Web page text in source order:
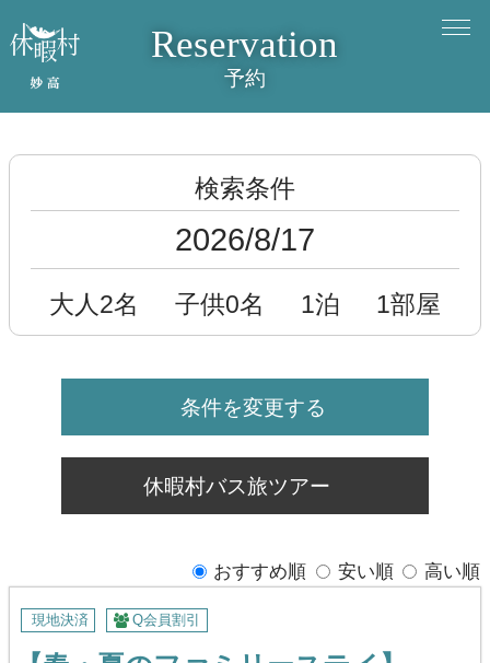
Reservation
予約
検索条件
2026/8/17
大人2名 子供0名 1泊 1部屋
条件を変更する
休暇村バス旅ツアー
おすすめ順 安い順 高い順
現地決済 Q会員割引